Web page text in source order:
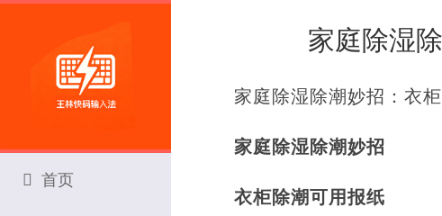
家庭除湿
家庭除湿除潮妙招：衣
家庭除湿除潮妙招
衣柜除潮可用报纸
首页